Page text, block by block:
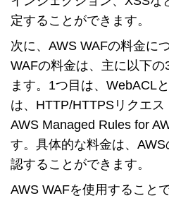
定することができます。
次に、AWS WAFの料金に
WAFの料金は、主に以下
ます。1つ目は、WebACL
は、HTTP/HTTPSリクエス
AWS Managed Rules for
す。具体的な料金は、
認することができます。
AWS WAFを使用すること